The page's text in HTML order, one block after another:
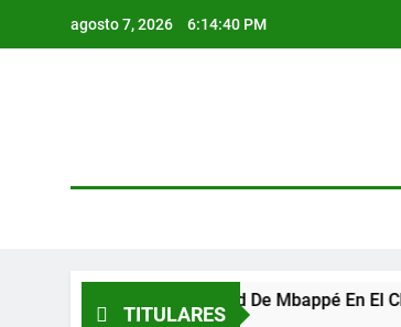
agosto 7, 2026 6:14:41 PM
TITULARES
La Continuidad De Mbappé En El Club